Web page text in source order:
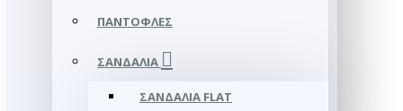
ΠΑΝΤΌΦΛΕΣ
ΣΑΝΔΆΛΙΑ
ΣΑΝΔΆΛΙΑ FLAT